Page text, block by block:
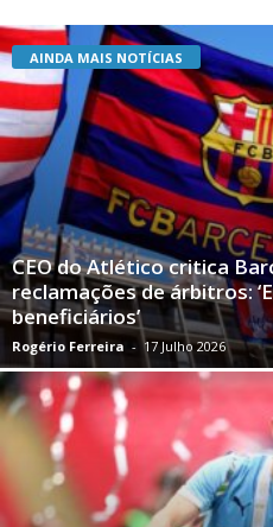
AINDA MAIS NOTÍCIAS
CEO do Atlético critica
reclamações de árbitros:
beneficiários’
Rogério Ferreira - 17 Julho 2026